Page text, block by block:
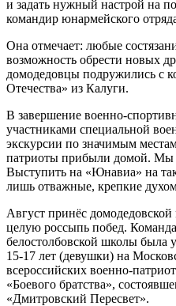
и задать нужный настрой на
командир юнармейского
Она отмечает: любые
возможность обрести новых
домодедовцы подружились с
Отечества» из Калуги.
В завершение военно-
участниками специальной
экскурсии по значимым
патриоты прибыли домой. Мы
Выступить на «Юнавиа» на
лишь отважные, крепкие духом
Август принёс
целую россыпь побед.
белостолбовской школы была
15-17 лет (девушки) на
всероссийских военно-
«Боевого братства»,
«Дмитровский Пересвет».